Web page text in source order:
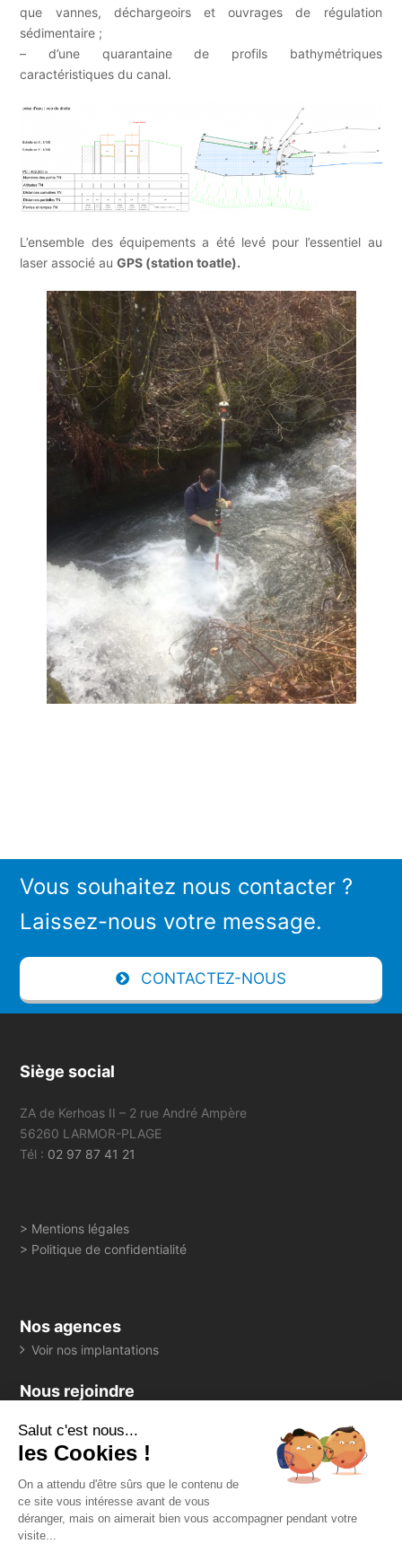
que vannes, déchargeoirs et ouvrages de régulation
sédimentaire ;
– d’une quarantaine de profils bathymétriques
caractéristiques du canal.
L’ensemble des équipements a été levé pour l’essentiel au
laser associé auGPS (station toatle).
Vous souhaitez nous contacter ?
Laissez-nous votre message.
CONTACTEZ-NOUS
Siège social
ZA de Kerhoas II – 2 rue André Ampère
56260 LARMOR-PLAGE
Tél : 02 97 87 41 21
> Mentions légales
> Politique de confidentialité
Nos agences
Voir nos implantations
Nous rejoindre
Suivez-nous
Salut c'est nous...
les Cookies !
On a attendu d'être sûrs que le contenu de
ce site vous intéresse avant de vous
déranger, mais on aimerait bien vous accompagner pendant votre
visite...